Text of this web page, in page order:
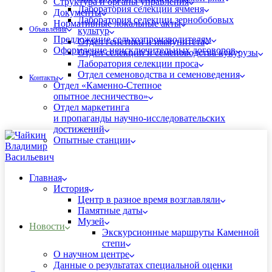
Лаборатория селекции ячменя
Лаборатория селекции зернобобовых
культур
Отдел генетики и иммунитета
Отдел селекции и семеноводства кукурузы
Лаборатория селекции проса
Отдел семеноводства и семеноведения
Отдел «Каменно-Степное
опытное лесничество»
Отдел маркетинга
и пропаганды научно-исследовательских
достижений
Опытные станции
Документы
Нормативные локальные акты
Объявления
Предложение сельхозпроизводителям
Оформление неисключительных договоров
Контакты
Главная
История
Центр в разное время возглавляли
Памятные даты
Музей
Экскурсионные маршруты Каменной
степи
О научном центре
Данные о результатах специальной оценки
Новости